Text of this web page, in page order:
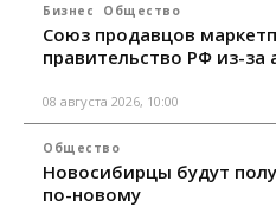
Бизнес Общество
Союз продавцов
правительство РФ из-за
08 августа 2026, 10:00
Общество
Новосибирцы будут
по-новому